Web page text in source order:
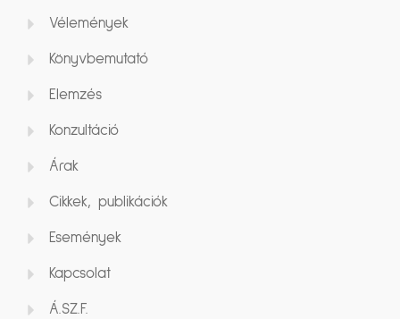
Vélemények
Könyvbemutató
Elemzés
Konzultáció
Árak
Cikkek, publikációk
Események
Kapcsolat
Á.SZ.F.